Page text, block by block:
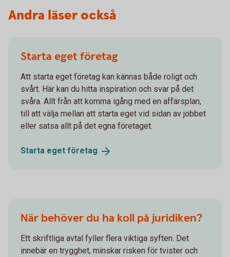
Andra läser också
Starta eget företag
Att starta eget företag kan kännas både roligt och
svårt. Här kan du hitta inspiration och svar på det
svåra. Allt från att komma igång med en affärsplan,
till att välja mellan att starta eget vid sidan av jobbet
eller satsa allt på det egna företaget.
Starta eget företag
När behöver du ha koll på juridiken?
Ett skriftliga avtal fyller flera viktiga syften. Det
innebär en trygghet, minskar risken för tvister och